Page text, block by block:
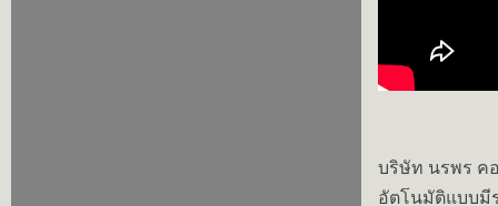
บริษัท นรพร คอ
อัตโนมัติแบบมี